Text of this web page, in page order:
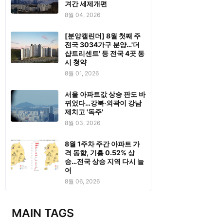
겨간 세제개편
8월 04, 2026
[분양캘린더] 8월 첫째 주
전국 3034가구 분양…'더
샵트리센트' 등 전국 4곳 동
시 청약
8월 01, 2026
서울 아파트값 상승 판도 바
뀌었다…강북·외곽이 강남
제치고 '독주'
8월 03, 2026
8월 1주차 주간 아파트 가
격 동향, 기흥 0.52% 상
승…전국 상승 지역 다시 늘
어
8월 06, 2026
MAIN TAGS